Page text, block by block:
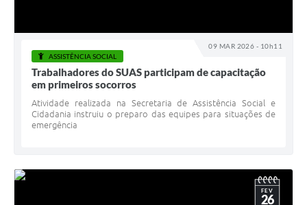
09 MAR 2026 - 10h11
ASSISTÊNCIA SOCIAL
Trabalhadores do SUAS participam de capacitação
em primeiros socorros
Atividade realizada na Secretaria de Assistência Social e
Cidadania instruiu o preparo das equipes para situações de
emergência
FEV
26